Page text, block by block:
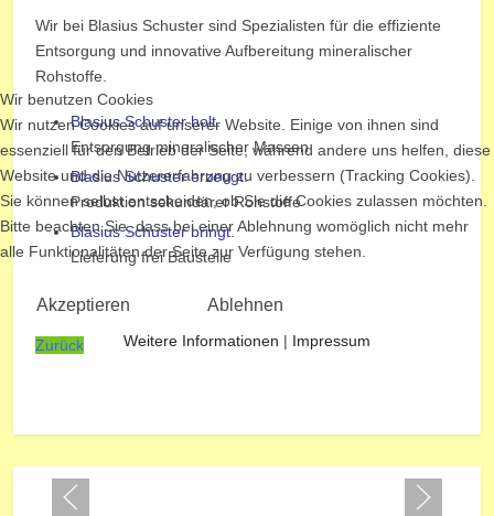
Wir bei Blasius Schuster sind Spezialisten für die effiziente
Entsorgung und innovative Aufbereitung mineralischer
Rohstoffe.
Blasius Schuster holt.
Entsorgung mineralischer Massen
Blasius Schuster erzeugt.
Produktion sekundärer Rohstoffe
Blasius Schuster bringt.
Lieferung frei Baustelle
Zurück
Wir benutzen Cookies
Wir nutzen Cookies auf unserer Website. Einige von ihnen sind
essenziell für den Betrieb der Seite, während andere uns helfen, diese
Website und die Nutzererfahrung zu verbessern (Tracking Cookies).
Sie können selbst entscheiden, ob Sie die Cookies zulassen möchten.
Bitte beachten Sie, dass bei einer Ablehnung womöglich nicht mehr
alle Funktionalitäten der Seite zur Verfügung stehen.
Akzeptieren Ablehnen
Weitere Informationen | Impressum